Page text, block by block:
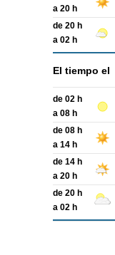
a 20 h
de 20 h
a 02 h
El tiempo el
de 02 h
a 08 h
de 08 h
a 14 h
de 14 h
a 20 h
de 20 h
a 02 h